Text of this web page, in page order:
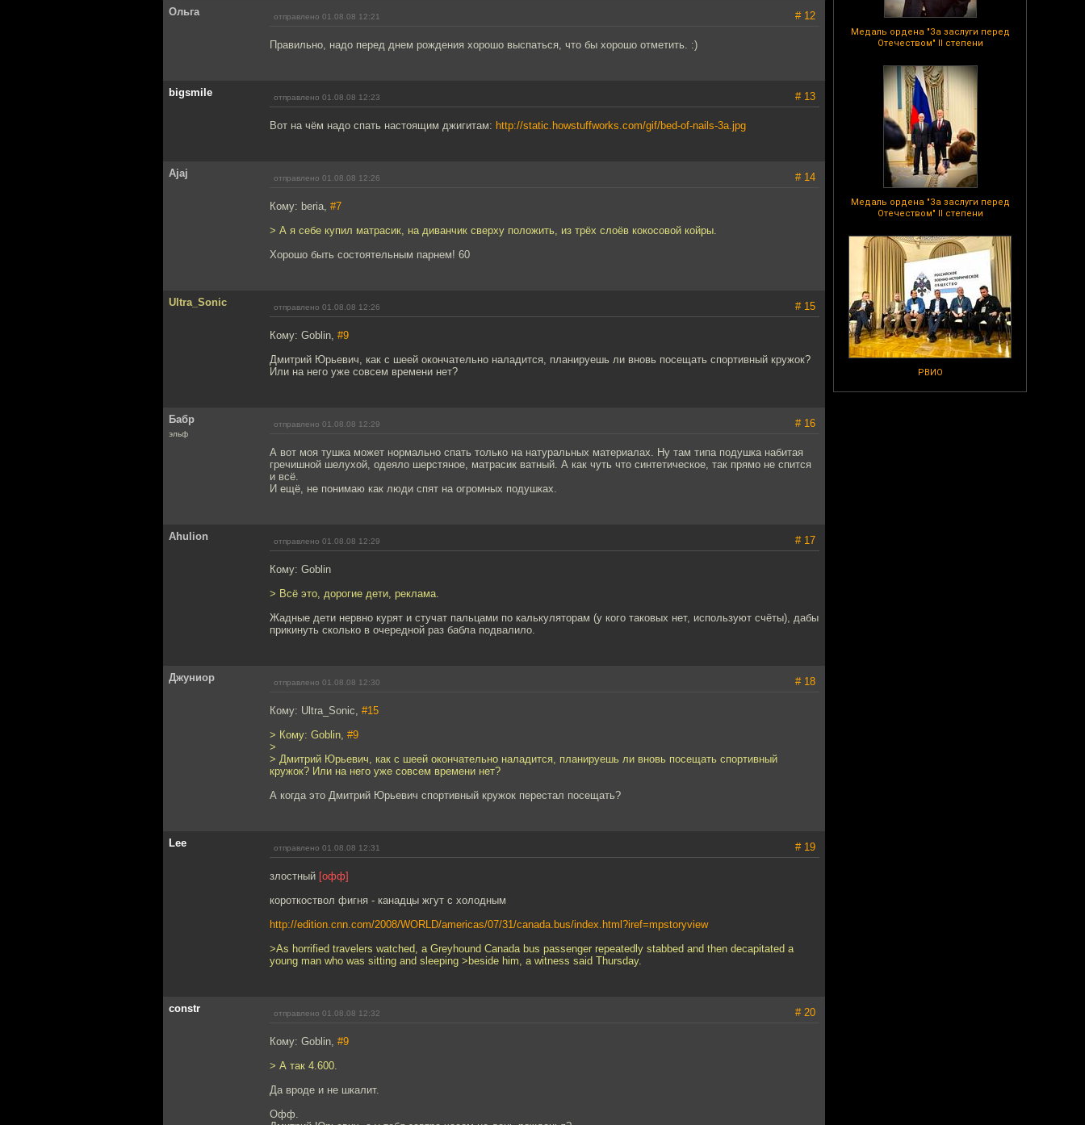
Медаль ордена "За заслуги перед
Отечеством" II степени
Медаль ордена "За заслуги перед
Отечеством" II степени
РВИО
Ольга отправлено 01.08.08 12:21 # 12
Правильно, надо перед днем рождения хорошо выспаться, что бы хорошо отметить. :)
bigsmile отправлено 01.08.08 12:23 # 13
Вот на чём надо спать настоящим джигитам: http://static.howstuffworks.com/gif/bed-of-nails-3a.jpg
Ajaj отправлено 01.08.08 12:26 # 14
Кому: beria, #7
> А я себе купил матрасик, на диванчик сверху положить, из трёх слоёв кокосовой койры.
Хорошо быть состоятельным парнем! 60
Ultra_Sonic отправлено 01.08.08 12:26 # 15
Кому: Goblin, #9
Дмитрий Юрьевич, как с шеей окончательно наладится, планируешь ли вновь посещать спортивный кружок?
Или на него уже совсем времени нет?
Бабр
эльф
отправлено 01.08.08 12:29 # 16
А вот моя тушка может нормально спать только на натуральных материалах. Ну там типа подушка набитая
гречишной шелухой, одеяло шерстяное, матрасик ватный. А как чуть что синтетическое, так прямо не спится
и всё.
И ещё, не понимаю как люди спят на огромных подушках.
Ahulion отправлено 01.08.08 12:29 # 17
Кому: Goblin
> Всё это, дорогие дети, реклама.
Жадные дети нервно курят и стучат пальцами по калькуляторам (у кого таковых нет, используют счёты), дабы
прикинуть сколько в очередной раз бабла подвалило.
Джуниор отправлено 01.08.08 12:30 # 18
Кому: Ultra_Sonic, #15
> Кому: Goblin, #9
>
> Дмитрий Юрьевич, как с шеей окончательно наладится, планируешь ли вновь посещать спортивный
кружок? Или на него уже совсем времени нет?
А когда это Дмитрий Юрьевич спортивный кружок перестал посещать?
Lee отправлено 01.08.08 12:31 # 19
злостный [офф]
короткоствол фигня - канадцы жгут с холодным
http://edition.cnn.com/2008/WORLD/americas/07/31/canada.bus/index.html?iref=mpstoryview
>As horrified travelers watched, a Greyhound Canada bus passenger repeatedly stabbed and then decapitated a
young man who was sitting and sleeping >beside him, a witness said Thursday.
constr отправлено 01.08.08 12:32 # 20
Кому: Goblin, #9
> А так 4.600.
Да вроде и не шкалит.
Офф.